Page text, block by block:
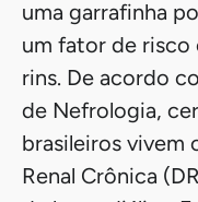
uma garrafinha
um fator de risco
rins. De acordo
de Nefrologia,
brasileiros vivem
Renal Crônica